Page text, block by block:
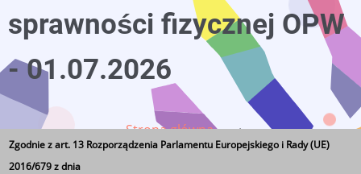
sprawności fizycznej OPW
- 01.07.2026
Strona główna
⟶
UWAGA!!! Próba sprawności fizycznej OPW - 01.07.2026
Zgodnie z art. 13 Rozporządzenia Parlamentu Europejskiego i Rady (UE)
2016/679 z dnia